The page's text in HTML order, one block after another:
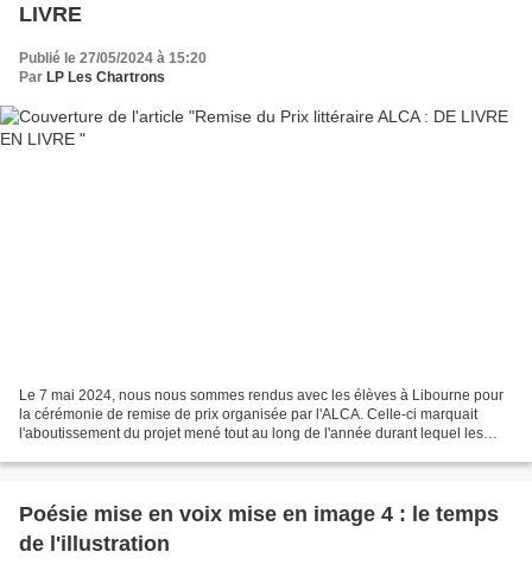
LIVRE
Publié le 27/05/2024 à 15:20
Par LP Les Chartrons
Le 7 mai 2024, nous nous sommes rendus avec les élèves à Libourne pour
la cérémonie de remise de prix organisée par l'ALCA. Celle-ci marquait
l'aboutissement du projet mené tout au long de l'année durant lequel les
Poésie mise en voix mise en image 4 : le temps
de l'illustration